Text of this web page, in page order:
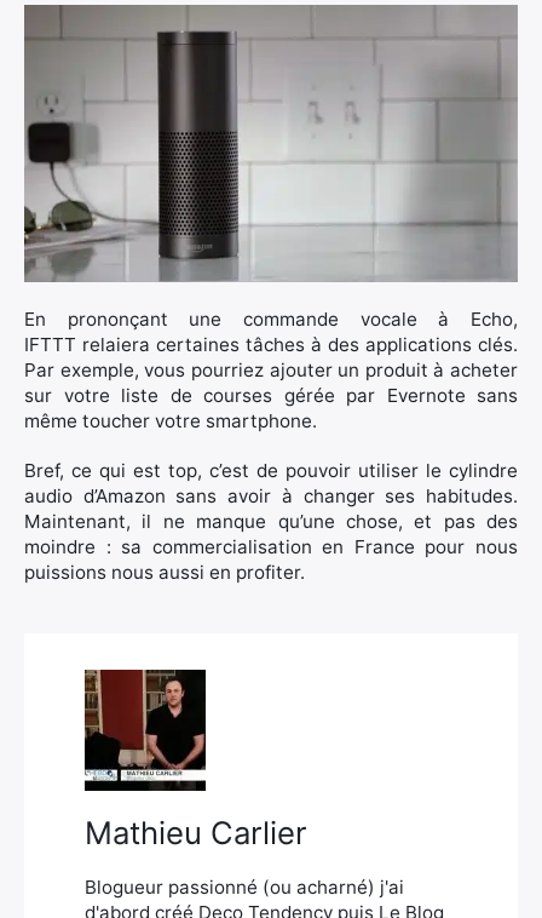
En prononçant une commande vocale à Echo,
IFTTT relaiera certaines tâches à des applications clés.
Par exemple, vous pourriez ajouter un produit à acheter
sur votre liste de courses gérée par Evernote sans
même toucher votre smartphone.
Bref, ce qui est top, c’est de pouvoir utiliser le cylindre
audio d’Amazon sans avoir à changer ses habitudes.
Maintenant, il ne manque qu’une chose, et pas des
moindre : sa commercialisation en France pour nous
puissions nous aussi en profiter.
Mathieu Carlier
Blogueur passionné (ou acharné) j'ai
d'abord créé Deco Tendency puis Le Blog
Rechercher